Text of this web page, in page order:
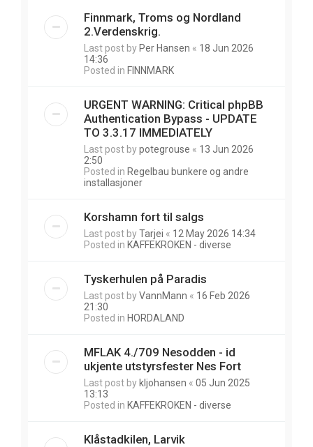
Finnmark, Troms og Nordland
2.Verdenskrig.
Last post by Per Hansen « 18 Jun 2026
14:36
Posted in FINNMARK
URGENT WARNING: Critical phpBB
Authentication Bypass - UPDATE
TO 3.3.17 IMMEDIATELY
Last post bypotegrouse « 13 Jun 2026
2:50
Posted in Regelbau bunkere og andre
installasjoner
Korshamn fort til salgs
Last post byTarjei « 12 May 2026 14:34
Posted in KAFFEKROKEN - diverse
Tyskerhulen på Paradis
Last post byVannMann « 16 Feb 2026
21:30
Posted in HORDALAND
MFLAK 4./709 Nesodden - id
ukjente utstyrsfester Nes Fort
Last post by kljohansen « 05 Jun 2025
13:13
Posted in KAFFEKROKEN - diverse
Klåstadkilen, Larvik